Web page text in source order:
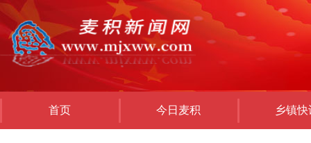
首页 今日麦积 乡镇快